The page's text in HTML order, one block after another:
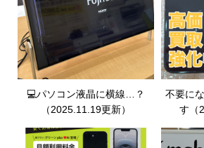
💻パソコン液晶に横線…？
（2025.11.19更新）
不要に
す（